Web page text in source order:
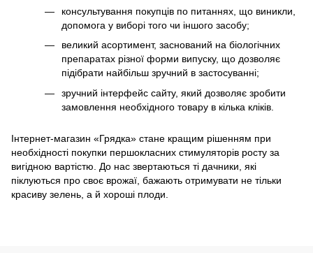
консультування покупців по питаннях, що виникли,
допомога у виборі того чи іншого засобу;
великий асортимент, заснований на біологічних
препаратах різної форми випуску, що дозволяє
підібрати найбільш зручний в застосуванні;
зручний інтерфейс сайту, який дозволяє зробити
замовлення необхідного товару в кілька кліків.
Інтернет-магазин «Грядка» стане кращим рішенням при
необхідності покупки першокласних стимуляторів росту за
вигідною вартістю. До нас звертаються ті дачники, які
піклуються про своє врожаї, бажають отримувати не тільки
красиву зелень, а й хороші плоди.